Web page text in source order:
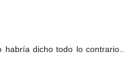
habría dicho todo lo contrario..